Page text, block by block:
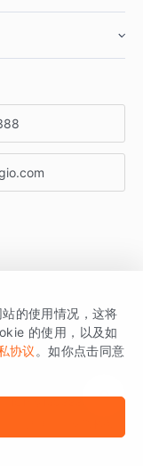
核心平台为 GrowingIO
的使用情况，这将
的使用，以及如
协议 。如你点击同意